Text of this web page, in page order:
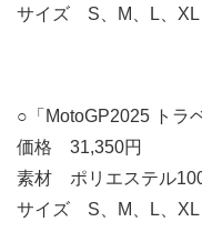
サイズ S、M、L、XL
○「MotoGP2025 トラ
価格 31,350円
素材 ポリエステル
サイズ S、M、L、XL